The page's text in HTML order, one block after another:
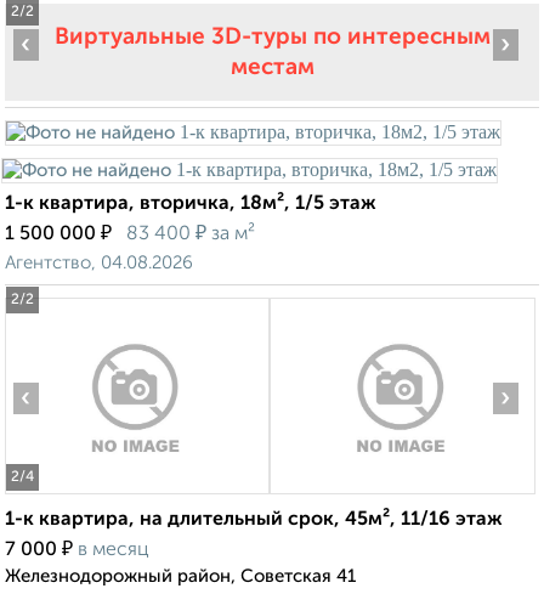
2/2
Виртуальные 3D-туры по интересным
местам
2/2
‹ ›
1-к квартира, вторичка, 18м², 1/5 этаж
1 500 000 ₽ 83 400 ₽ за м²
Агентство, 04.08.2026
2/4
‹ ›
1-к квартира, на длительный срок, 45м², 11/16 этаж
7 000 ₽ в месяц
Железнодорожный район, Советская 41